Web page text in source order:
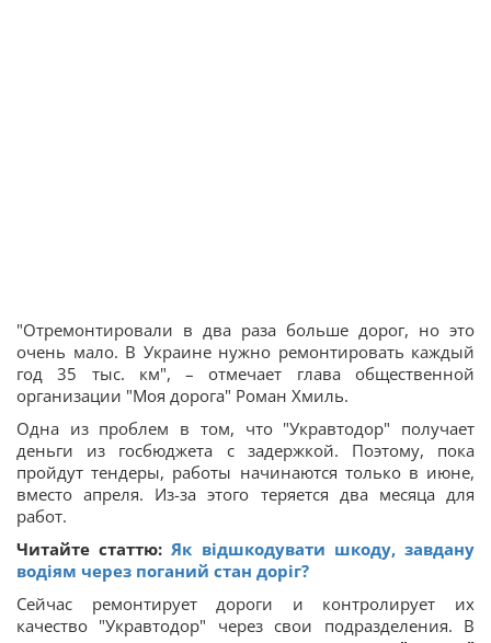
"Отремонтировали в два раза больше дорог, но это
очень мало. В Украине нужно ремонтировать каждый
год 35 тыс. км", – отмечает глава общественной
организации "Моя дорога" Роман Хмиль.
Одна из проблем в том, что "Укравтодор" получает
деньги из госбюджета с задержкой. Поэтому, пока
пройдут тендеры, работы начинаются только в июне,
вместо апреля. Из-за этого теряется два месяца для
работ.
Читайте статтю: Як відшкодувати шкоду, завдану
водіям через поганий стан доріг?
Сейчас ремонтирует дороги и контролирует их
качество "Укравтодор" через свои подразделения. В